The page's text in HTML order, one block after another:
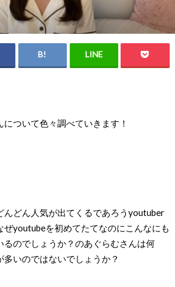
ついて色々調べていきます！
んどん人気が出てくるであろうyoutuber
ぜyoutubeを初めてたてなのにこんなにも
るのでしょうか？のあぐらむさんは何
いのではないでしょうか？